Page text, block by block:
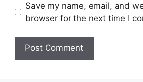
Save my name, email, and
browser for the next time I